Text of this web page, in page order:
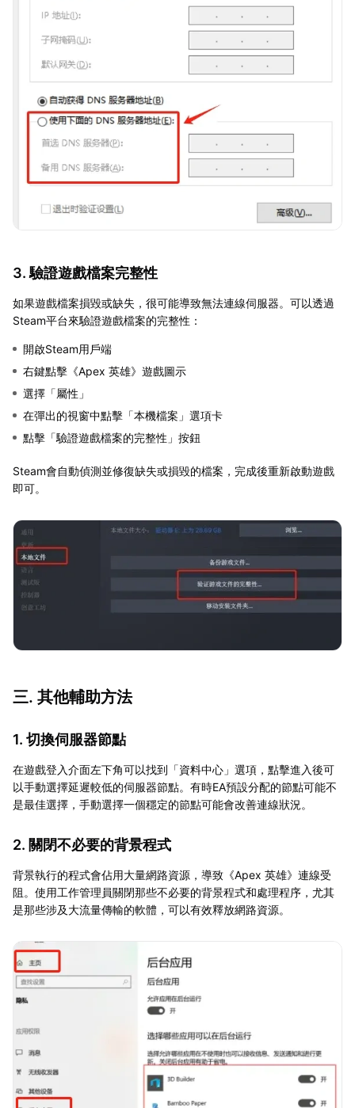
3. 驗證遊戲檔案完整性
如果遊戲檔案損毀或缺失，很可能導致無法連線伺服器。可以透過
Steam平台來驗證遊戲檔案的完整性：
開啟Steam用戶端
右鍵點擊《Apex 英雄》遊戲圖示
選擇「屬性」
在彈出的視窗中點擊「本機檔案」選項卡
點擊「驗證遊戲檔案的完整性」按鈕
Steam會自動偵測並修復缺失或損毀的檔案，完成後重新啟動遊戲
即可。
三. 其他輔助方法
1. 切換伺服器節點
在遊戲登入介面左下角可以找到「資料中心」選項，點擊進入後可
以手動選擇延遲較低的伺服器節點。有時EA預設分配的節點可能不
是最佳選擇，手動選擇一個穩定的節點可能會改善連線狀況。
2. 關閉不必要的背景程式
背景執行的程式會佔用大量網路資源，導致《Apex 英雄》連線受
阻。使用工作管理員關閉那些不必要的背景程式和處理程序，尤其
是那些涉及大流量傳輸的軟體，可以有效釋放網路資源。